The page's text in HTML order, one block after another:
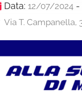
Data: 12/07/2024 -
Via T. Campanella,